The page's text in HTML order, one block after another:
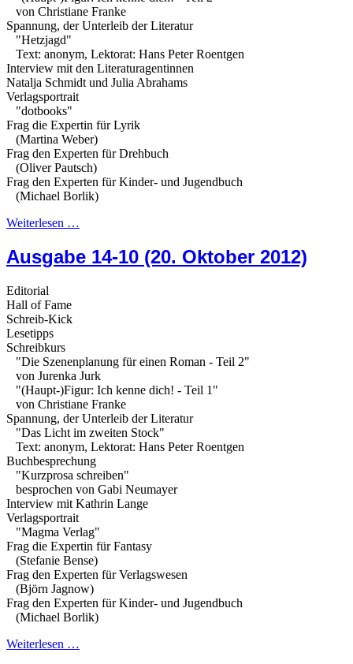
von Christiane Franke
Spannung, der Unterleib der Literatur
"Hetzjagd"
Text: anonym, Lektorat: Hans Peter Roentgen
Interview mit den Literaturagentinnen
Natalja Schmidt und Julia Abrahams
Verlagsportrait
"dotbooks"
Frag die Expertin für Lyrik
(Martina Weber)
Frag den Experten für Drehbuch
(Oliver Pautsch)
Frag den Experten für Kinder- und Jugendbuch
(Michael Borlik)
Weiterlesen …
Ausgabe 14-10 (20. Oktober 2012)
Editorial
Hall of Fame
Schreib-Kick
Lesetipps
Schreibkurs
"Die Szenenplanung für einen Roman - Teil 2"
von Jurenka Jurk
"(Haupt-)Figur: Ich kenne dich! - Teil 1"
von Christiane Franke
Spannung, der Unterleib der Literatur
"Das Licht im zweiten Stock"
Text: anonym, Lektorat: Hans Peter Roentgen
Buchbesprechung
"Kurzprosa schreiben"
besprochen von Gabi Neumayer
Interview mit Kathrin Lange
Verlagsportrait
"Magma Verlag"
Frag die Expertin für Fantasy
(Stefanie Bense)
Frag den Experten für Verlagswesen
(Björn Jagnow)
Frag den Experten für Kinder- und Jugendbuch
(Michael Borlik)
Weiterlesen …